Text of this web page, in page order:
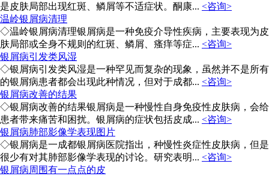
是皮肤局部出现红斑、鳞屑等不适症状。酮康... <咨询>
温岭银屑病清理
◇温岭银屑病清理银屑病是一种免疫介导性疾病，主要表现为皮
肤局部或全身不规则的红斑、鳞屑、瘙痒等症... <咨询>
银屑病引发类风湿
◇银屑病引发类风湿是一种罕见而复杂的现象，虽然并不是所有
的银屑病患者都会出现此种情况，但对于成都... <咨询>
银屑病改善的结果
◇银屑病改善的结果银屑病是一种慢性自身免疫性皮肤病，会给
患者带来痛苦和困扰。银屑病的症状包括皮成... <咨询>
银屑病肺部影像学表现图片
◇银屑病是一成都银屑病医院指出，种慢性炎症性皮肤病，但是
很少有对其肺部影像学表现的讨论。研究表明... <咨询>
银屑病周围有一点点的皮